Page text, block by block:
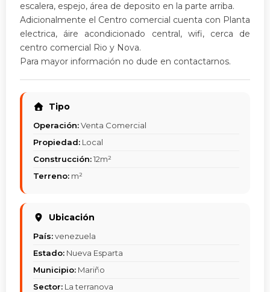
escalera, espejo, área de deposito en la parte arriba.
Adicionalmente el Centro comercial cuenta con Planta
electrica, áire acondicionado central, wifi, cerca de
centro comercial Rio y Nova.
Para mayor información no dude en contactarnos.
Tipo
Operación:Venta Comercial
Propiedad: Local
Construcción:12m²
Terreno: m²
Ubicación
País:venezuela
Estado: Nueva Esparta
Municipio: Mariño
Sector: La terranova